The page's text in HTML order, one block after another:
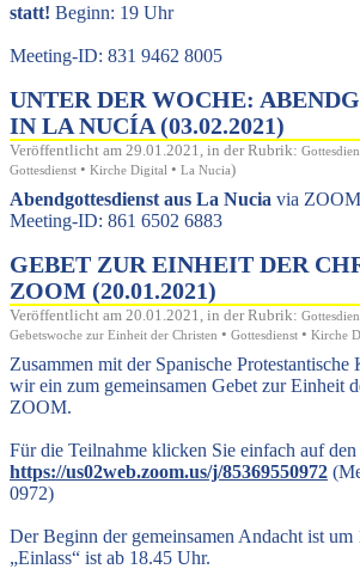
statt! Beginn: 19 Uhr
Meeting-ID: 831 9462 8005
UNTER DER WOCHE:
IN LA NUCÍA (03.02.2021)
Veröffentlicht am 29.01.2021, in der Rubrik:
Gottesdienst • Kirche Digital • La Nucia)
Abendgottesdienst aus La Nucia via ZOOM
Meeting-ID: 861 6502 6883
GEBET ZUR EINHEIT DER
ZOOM (20.01.2021)
Veröffentlicht am 20.01.2021, in der Rubrik:
Gebetswoche zur Einheit der Christen • Gottesdienst • Kirche
Zusammen mit der Spanische
wir ein zum gemeinsamen Gebet zur Einheit
ZOOM.
Für die Teilnahme klicken Sie einfach auf
https://us02web.zoom.us/j/85369550972
0972)
Der Beginn der gemeinsamen Andacht ist um
„Einlass“ ist ab 18.45 Uhr.